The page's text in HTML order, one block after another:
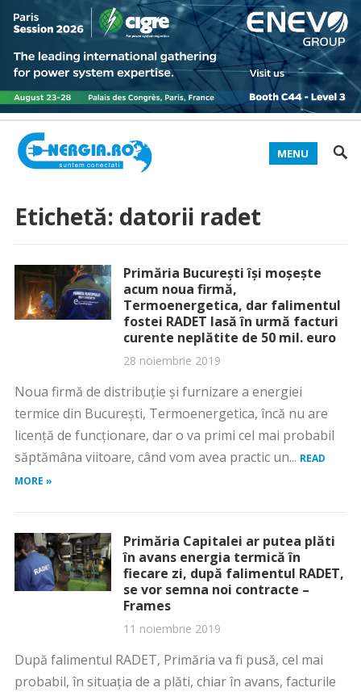
MENU
Etichetă: datorii radet
Primăria București își moșește
acum noua firmă,
Termoenergetica, dar falimentul
fostei RADET lasă în urmă facturi
curente neplătite de 50 mil. euro
28 noiembrie 2019
Noua firmă de distribuție și furnizare a energiei
termice din București, Termoenergetica, încă nu are
licență de funcționare, dar o va primi cel mai probabil
săptămâna viitoare, când vom avea practic un... READ
MORE »
Primăria Capitalei ar putea plăti
în avans energia termică în
fiecare zi, după falimentul RADET,
se vor semna noi contracte –
Frames
11 noiembrie 2019
După falimentul RADET, Primăria va fi pusă, cel mai
probabil, în situația de a plăti, chiar în avans, facturile